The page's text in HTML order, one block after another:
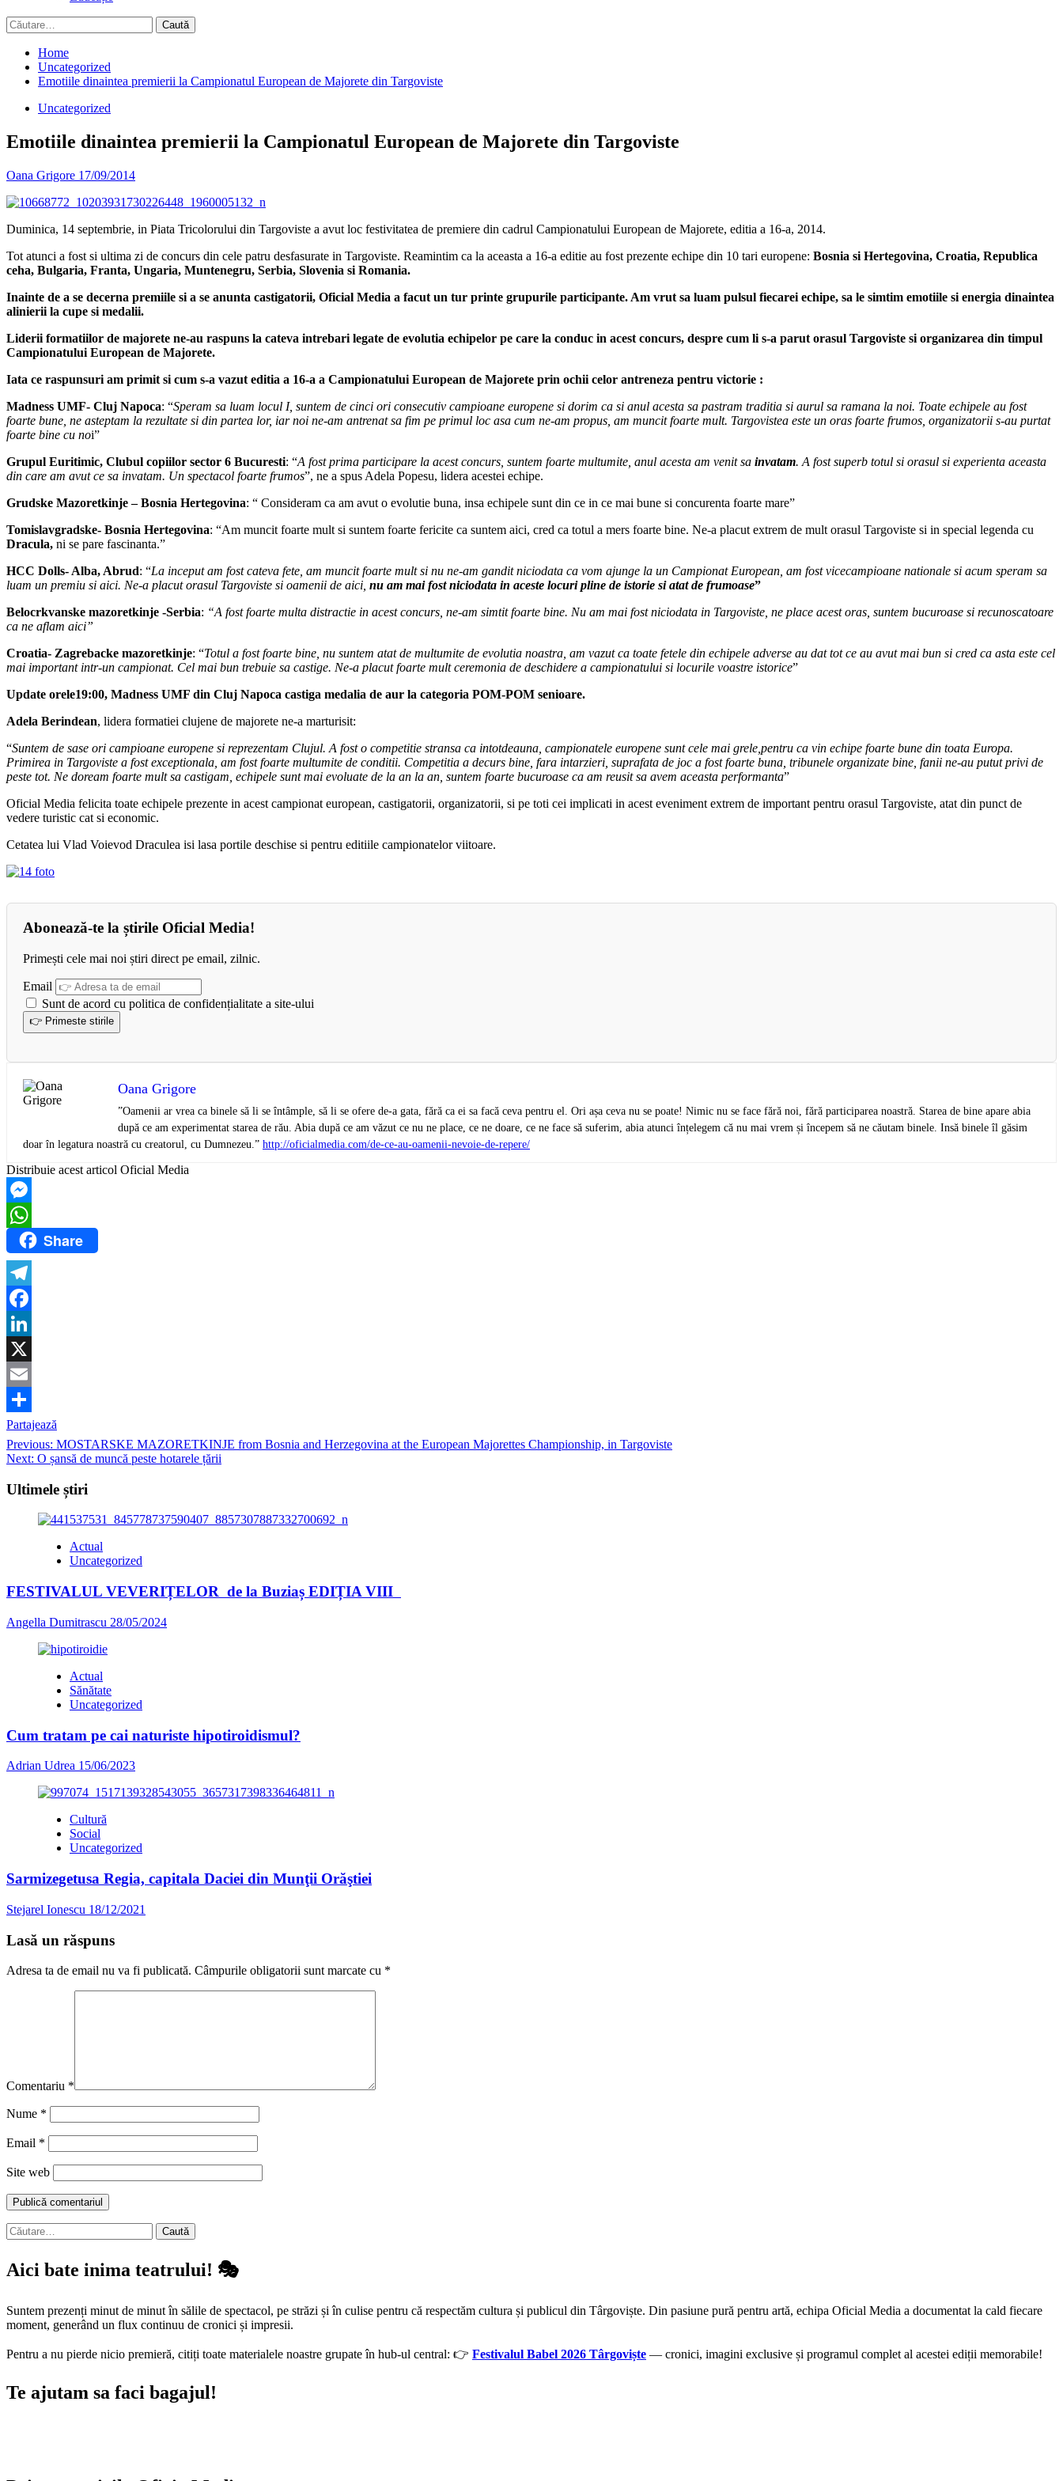
Caută
după:
Home
Uncategorized
Emotiile dinaintea premierii la Campionatul European de Majorete din Targoviste
Uncategorized
Emotiile dinaintea premierii la Campionatul European de Majorete din Targoviste
Oana Grigore 17/09/2014
Duminica, 14 septembrie, in Piata Tricolorului din Targoviste a avut loc festivitatea de premiere din cadrul Campionatului European de Majorete, editia a 16-a, 2014.
Tot atunci a fost si ultima zi de concurs din cele patru desfasurate in Targoviste. Reamintim ca la aceasta a 16-a editie au fost prezente echipe din 10 tari europene: Bosnia si Hertegovina, Croatia, Republica
ceha, Bulgaria, Franta, Ungaria, Muntenegru, Serbia, Slovenia si Romania.
Inainte de a se decerna premiile si a se anunta castigatorii, Oficial Media a facut un tur printe grupurile participante. Am vrut sa luam pulsul fiecarei echipe, sa le simtim emotiile si energia dinaintea
alinierii la cupe si medalii.
Liderii formatiilor de majorete ne-au raspuns la cateva intrebari legate de evolutia echipelor pe care la conduc in acest concurs, despre cum li s-a parut orasul Targoviste si organizarea din timpul
Campionatului European de Majorete.
Iata ce raspunsuri am primit si cum s-a vazut editia a 16-a a Campionatului European de Majorete prin ochii celor antreneza pentru victorie :
Madness UMF- Cluj Napoca: “Speram sa luam locul I, suntem de cinci ori consecutiv campioane europene si dorim ca si anul acesta sa pastram traditia si aurul sa ramana la noi. Toate echipele au fost
foarte bune, ne asteptam la rezultate si din partea lor, iar noi ne-am antrenat sa fim pe primul loc asa cum ne-am propus, am muncit foarte mult. Targovistea este un oras foarte frumos, organizatorii s-au purtat
foarte bine cu noi”
Grupul Euritimic, Clubul copiilor sector 6 Bucuresti: “A fost prima participare la acest concurs, suntem foarte multumite, anul acesta am venit sa invatam. A fost superb totul si orasul si experienta aceasta
din care am avut ce sa invatam. Un spectacol foarte frumos”, ne a spus Adela Popesu, lidera acestei echipe.
Grudske Mazoretkinje – Bosnia Hertegovina: “ Consideram ca am avut o evolutie buna, insa echipele sunt din ce in ce mai bune si concurenta foarte mare”
Tomislavgradske- Bosnia Hertegovina: “Am muncit foarte mult si suntem foarte fericite ca suntem aici, cred ca totul a mers foarte bine. Ne-a placut extrem de mult orasul Targoviste si in special legenda cu
Dracula, ni se pare fascinanta.”
HCC Dolls- Alba, Abrud: “La inceput am fost cateva fete, am muncit foarte mult si nu ne-am gandit niciodata ca vom ajunge la un Campionat European, am fost vicecampioane nationale si acum speram sa
luam un premiu si aici. Ne-a placut orasul Targoviste si oamenii de aici, nu am mai fost niciodata in aceste locuri pline de istorie si atat de frumoase”
Belocrkvanske mazoretkinje -Serbia: “A fost foarte multa distractie in acest concurs, ne-am simtit foarte bine. Nu am mai fost niciodata in Targoviste, ne place acest oras, suntem bucuroase si recunoscatoare
ca ne aflam aici”
Croatia- Zagrebacke mazoretkinje: “Totul a fost foarte bine, nu suntem atat de multumite de evolutia noastra, am vazut ca toate fetele din echipele adverse au dat tot ce au avut mai bun si cred ca asta este cel
mai important intr-un campionat. Cel mai bun trebuie sa castige. Ne-a placut foarte mult ceremonia de deschidere a campionatului si locurile voastre istorice”
Update orele19:00, Madness UMF din Cluj Napoca castiga medalia de aur la categoria POM-POM senioare.
Adela Berindean, lidera formatiei clujene de majorete ne-a marturisit:
“Suntem de sase ori campioane europene si reprezentam Clujul. A fost o competitie stransa ca intotdeauna, campionatele europene sunt cele mai grele,pentru ca vin echipe foarte bune din toata Europa.
Primirea in Targoviste a fost exceptionala, am fost foarte multumite de conditii. Competitia a decurs bine, fara intarzieri, suprafata de joc a fost foarte buna, tribunele organizate bine, fanii ne-au putut privi de
peste tot. Ne doream foarte mult sa castigam, echipele sunt mai evoluate de la an la an, suntem foarte bucuroase ca am reusit sa avem aceasta performanta”
Oficial Media felicita toate echipele prezente in acest campionat european, castigatorii, organizatorii, si pe toti cei implicati in acest eveniment extrem de important pentru orasul Targoviste, atat din punct de
vedere turistic cat si economic.
Cetatea lui Vlad Voievod Draculea isi lasa portile deschise si pentru editiile campionatelor viitoare.
Abonează-te la știrile Oficial Media!
Primești cele mai noi știri direct pe email, zilnic.
Email
Sunt de acord cu politica de confidențialitate a site-ului
Oana Grigore
”Oamenii ar vrea ca binele să li se întâmple, să li se ofere de-a gata, fără ca ei sa facă ceva pentru el. Ori așa ceva nu se poate! Nimic nu se face fără noi, fără participarea noastră. Starea de bine apare abia
după ce am experimentat starea de rău. Abia după ce am văzut ce nu ne place, ce ne doare, ce ne face să suferim, abia atunci înțelegem că nu mai vrem și începem să ne căutam binele. Insă binele îl găsim
doar în legatura noastră cu creatorul, cu Dumnezeu.” http://oficialmedia.com/de-ce-au-oamenii-nevoie-de-repere/
Distribuie acest articol Oficial Media
Messenger
WhatsAppShare
Telegram
Facebook
LinkedIn
X
Email
Partajează
Post
navigation
Previous: MOSTARSKE MAZORETKINJE from Bosnia and Herzegovina at the European Majorettes Championship, in Targoviste
Next: O șansă de muncă peste hotarele țării
Ultimele știri
Actual
Uncategorized
FESTIVALUL VEVERIȚELOR de la Buziaș EDIȚIA VIII
Angella Dumitrascu 28/05/2024
Actual
Sănătate
Uncategorized
Cum tratam pe cai naturiste hipotiroidismul?
Adrian Udrea 15/06/2023
Cultură
Social
Uncategorized
Sarmizegetusa Regia, capitala Daciei din Munţii Orăştiei
Stejarel Ionescu 18/12/2021
Lasă un răspuns
Adresa ta de email nu va fi publicată. Câmpurile obligatorii sunt marcate cu *
Comentariu *
Nume *
Email *
Site web
Caută
după:
Aici bate inima teatrului! 🎭
Suntem prezenți minut de minut în sălile de spectacol, pe străzi și în culise pentru că respectăm cultura și publicul din Târgoviște. Din pasiune pură pentru artă, echipa Oficial Media a documentat la cald fiecare
moment, generând un flux continuu de cronici și impresii.
Pentru a nu pierde nicio premieră, citiți toate materialele noastre grupate în hub-ul central: 👉 Festivalul Babel 2026 Târgoviște — cronici, imagini exclusive și programul complet al acestei ediții memorabile!
Te ajutam sa faci bagajul!